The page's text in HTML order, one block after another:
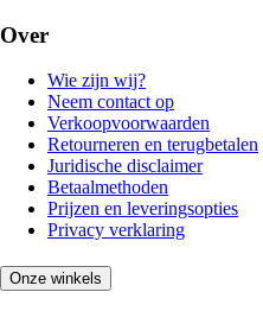
Over
Wie zijn wij?
Neem contact op
Verkoopvoorwaarden
Retourneren en terugbetalen
Juridische disclaimer
Betaalmethoden
Prijzen en leveringsopties
Privacy verklaring
Onze winkels